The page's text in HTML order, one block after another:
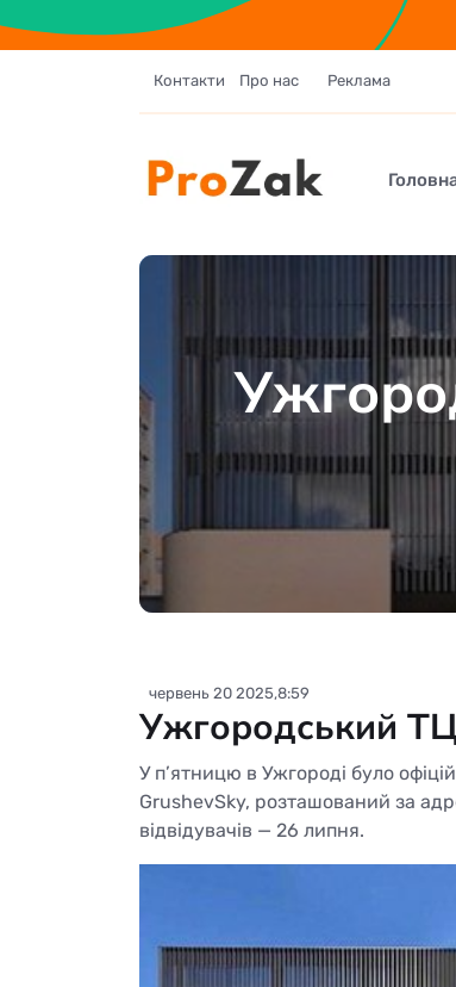
Контакти Про нас Реклама
червень 20 2025,8:59
Ужгородський ТЦ
У п’ятницю в Ужгороді було
GrushevSky, розташований за
відвідувачів — 26 липня.